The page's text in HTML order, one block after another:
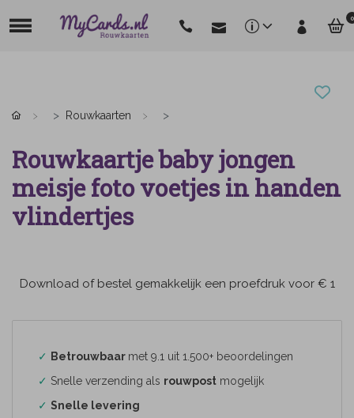
0
Rouwkaarten
Rouwkaartje baby jongen
meisje foto voetjes in handen
vlindertjes
Download of bestel gemakkelijk een proefdruk voor € 1
✓ Betrouwbaar met 9.1 uit 1.500+ beoordelingen
✓ Snelle verzending als rouwpost mogelijk
✓ Snelle levering